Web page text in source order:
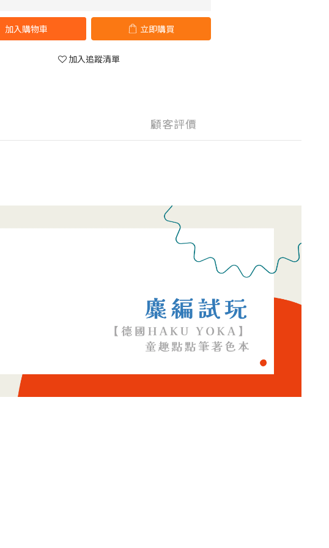
加入購物車 立即購買
加入追蹤清單
顧客評價